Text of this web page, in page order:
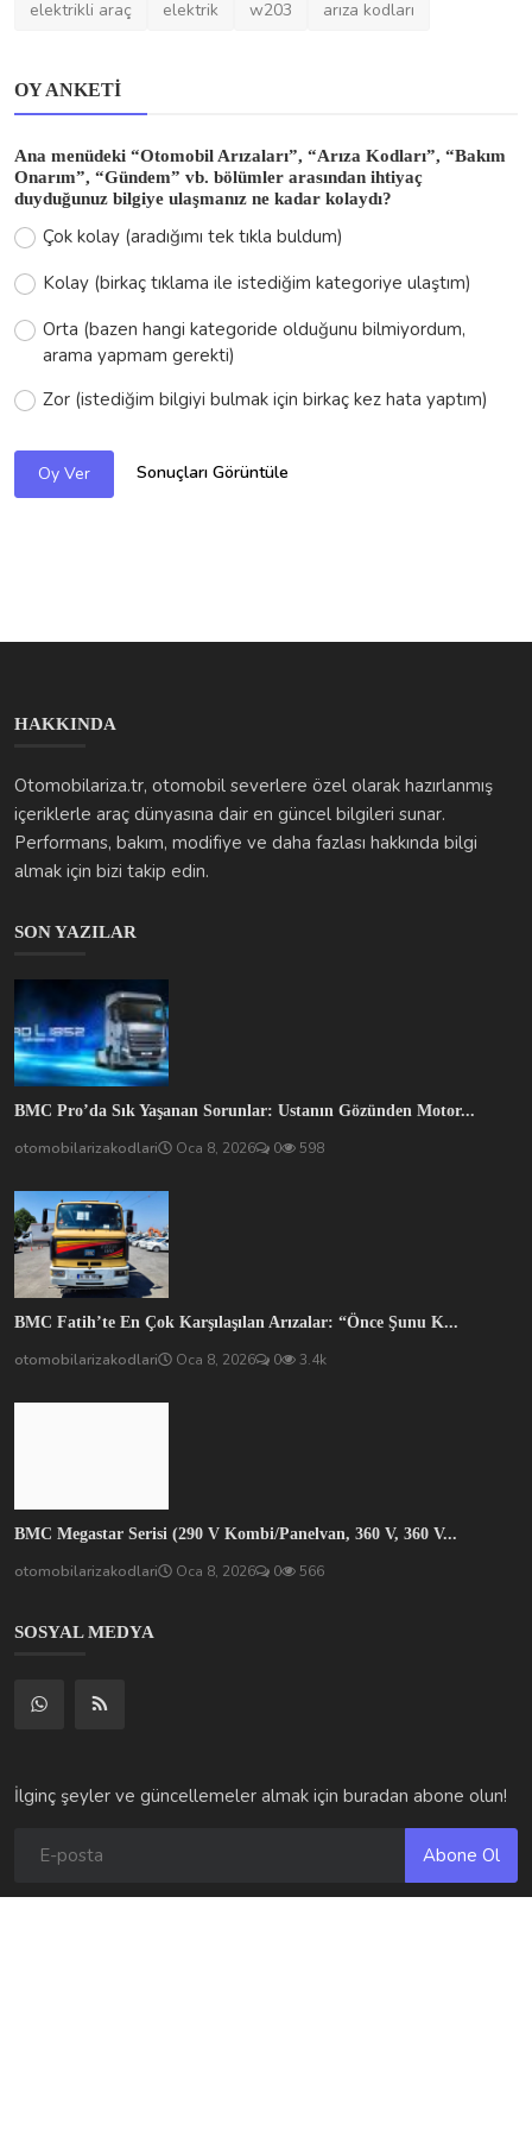
Çok kolay (aradığımı tek tıkla buldum)
Orta (bazen hangi kategoride olduğunu bilmiyordum,
Zor (istediğim bilgiyi bulmak için birkaç kez hata yaptım)
otomobilarizakodlari
BMC Fatih’te En Çok Karşılaşılan Arızalar: “Önce Şunu K...
otomobilarizakodlari Oca 8, 2026 0 3.4k
BMC Megastar Serisi (290 V Kombi/Panelvan, 360 V, 360 V...
otomobilarizakodlari Oca 8, 2026 0 566
İlginç şeyler ve güncellemeler almak için buradan abone olun!
Hostingkirala.tr tarafından sağlanmaktadır.